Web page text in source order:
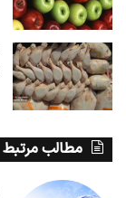
مطالب مرتبط